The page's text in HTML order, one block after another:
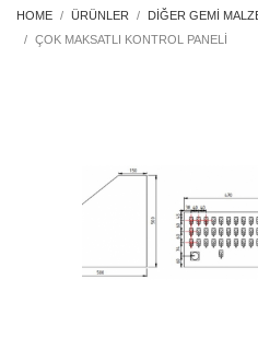
HOME ÜRÜNLER
DIĞER GEMI
ÇOK MAKSATLI KONTROL PANELI